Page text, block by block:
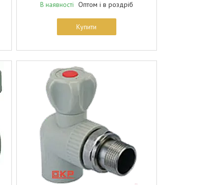
В наявності Оптом і в роздріб
Купити